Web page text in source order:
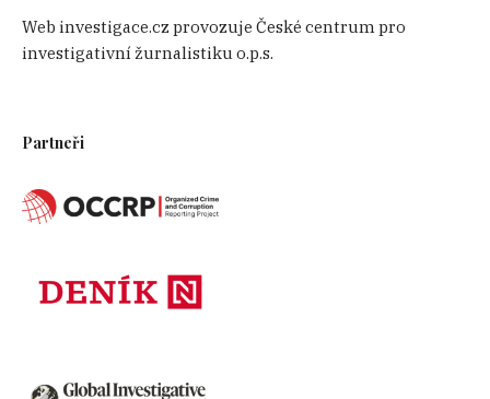
Web investigace.cz provozuje České centrum pro
investigativní žurnalistiku o.p.s.
Partneři